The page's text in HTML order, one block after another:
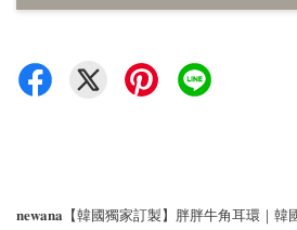
𝐧𝐞𝐰𝐚𝐧𝐚【韓國獨家訂製】胖胖牛角耳環｜韓